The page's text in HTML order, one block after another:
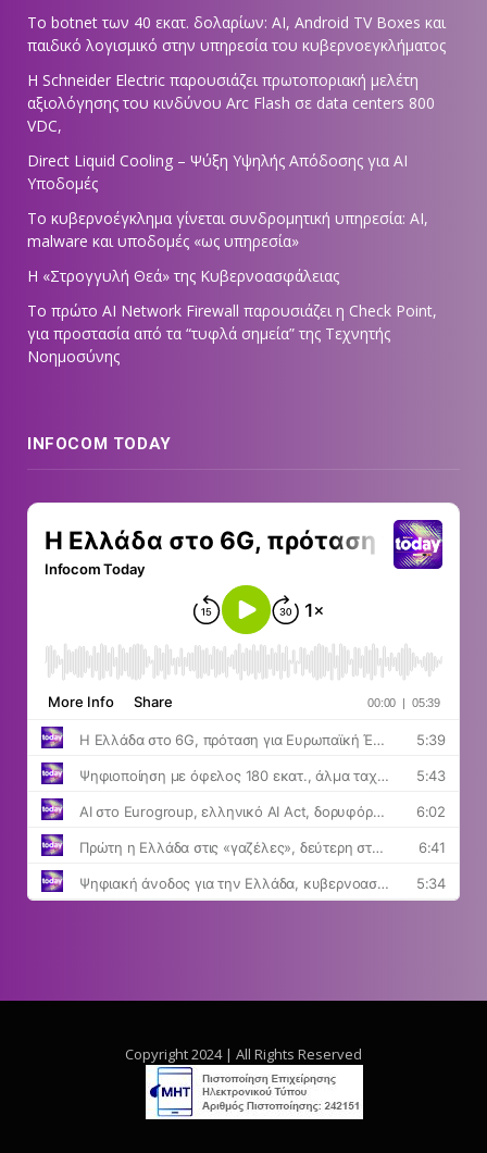
Το botnet των 40 εκατ. δολαρίων: AI, Android TV Boxes και
παιδικό λογισμικό στην υπηρεσία του κυβερνοεγκλήματος
Η Schneider Electric παρουσιάζει πρωτοποριακή μελέτη
αξιολόγησης του κινδύνου Arc Flash σε data centers 800
VDC,
Direct Liquid Cooling – Ψύξη Υψηλής Απόδοσης για AI
Υποδομές
Το κυβερνοέγκλημα γίνεται συνδρομητική υπηρεσία: AI,
malware και υποδομές «ως υπηρεσία»
Η «Στρογγυλή Θεά» της Κυβερνοασφάλειας
Tο πρώτο AI Network Firewall παρουσιάζει η Check Point,
για προστασία από τα “τυφλά σημεία” της Τεχνητής
Νοημοσύνης
INFOCOM TODAY
Copyright 2024 | All Rights Reserved